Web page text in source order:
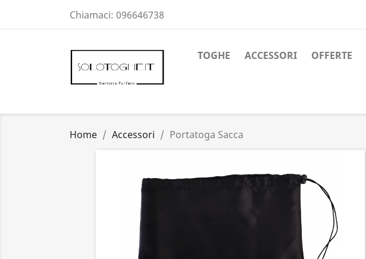
Chiamaci: 096646738
TOGHE ACCESSORI OFFERTE
Home Accessori Portatoga Sacca